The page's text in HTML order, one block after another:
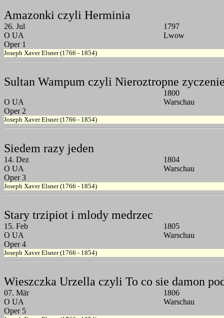
Amazonki czyli Herminia
26. Jul
1797
O UA
Lwow
Oper 1
Joseph Xaver Elsner (1766 - 1854)
Sultan Wampum czyli Nieroztropne
1800
O UA
Warschau
Oper 2
Joseph Xaver Elsner (1766 - 1854)
Siedem razy jeden
14. Dez
1804
O UA
Warschau
Oper 3
Joseph Xaver Elsner (1766 - 1854)
Stary trzipiot i mlody medrzec
15. Feb
1805
O UA
Warschau
Oper 4
Joseph Xaver Elsner (1766 - 1854)
Wieszczka Urzella czyli To co sie damon
07. Mär
1806
O UA
Warschau
Oper 5